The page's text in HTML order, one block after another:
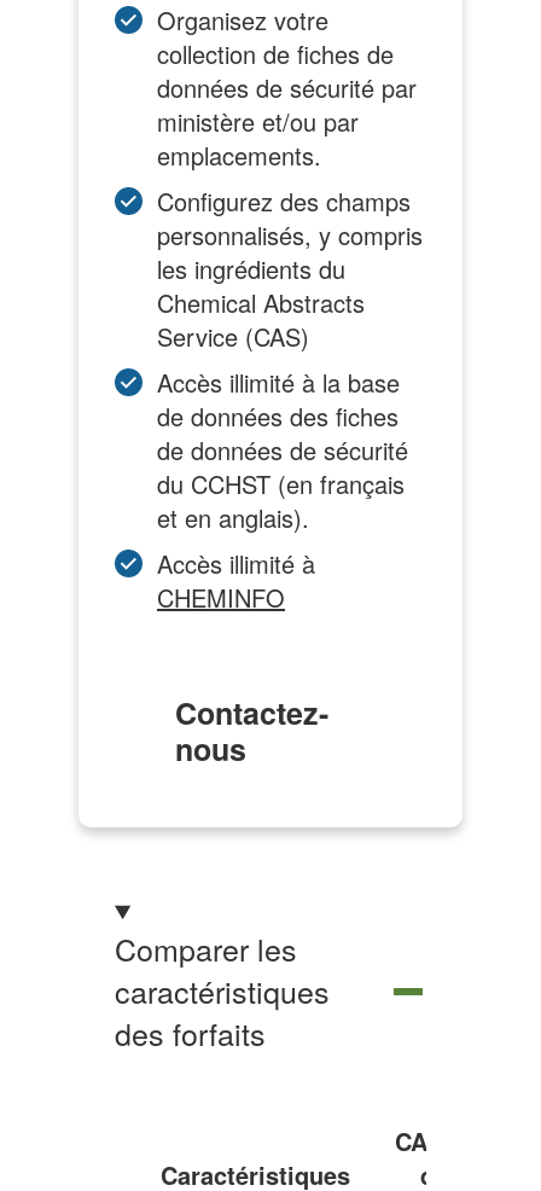
Organisez votre
collection de fiches de
données de sécurité par
ministère et/ou par
emplacements.
Configurez des champs
personnalisés, y compris
les ingrédients du
Chemical Abstracts
Service (CAS)
Accès illimité à la base
de données des fiches
de données de sécurité
du CCHST (en français
et en anglais).
Accès illimité à
CHEMINFO
Contactez-
nous
caractéristiques
des
différents
plans
Comparer les
caractéristiques
des forfaits
Masquer
des
Caractéristiques
CANManage
de base